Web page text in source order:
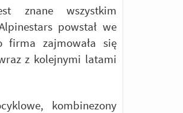
znane wszystkim
powstał we
firma zajmowała się
z kolejnymi latami
kombinezony